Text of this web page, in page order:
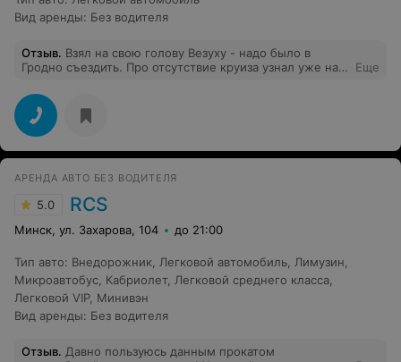
Вид аренды: Без водителя
Отзыв. Взял на свою голову Везуху - надо было в
Гродно съездить. Про отсутствие круиза узнал уже на
смешное, что у меня своя машина без него и я взял
шеринг только из-за предполагаемого круиза.
Позвонив в подержу - выяснил, что нет ни одной
машины с этой опцией. Зачем, спрашивается, тогда
вообще придумывать тарифы подразумевающие выезд
грани превышения скорости, о чем постоянно смс
напоминало, но на обратную дорогу в лесу выломал
прут и сделал из него «круиз».
Еще
АРЕНДА АВТО БЕЗ ВОДИТЕЛЯ
5.0 RCS
Минск, ул. Захарова, 104 до 21:00
Тип авто: Внедорожник, Легковой автомобиль, Лимузин,
Микроавтобус, Кабриолет, Легковой среднего класса,
Легковой VIP, Минивэн
Вид аренды: Без водителя
Отзыв. Давно пользуюсь данным прокатом